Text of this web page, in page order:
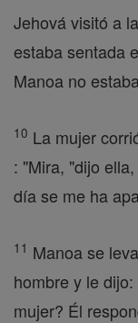
Jehová visitó a
estaba sentada
Manoa no
10 La mujer
: "Mira, "dijo
día se me ha
11 Manoa se
hombre y le
mujer? Él